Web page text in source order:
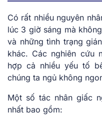
Có rất nhiều nguyên
lúc 3 giờ sáng mà
và những tình trạng
khác. Các nghiên cứu
hợp cả nhiều yếu tố
chúng ta ngủ không
Một số tác nhân giấc
nhất bao gồm: